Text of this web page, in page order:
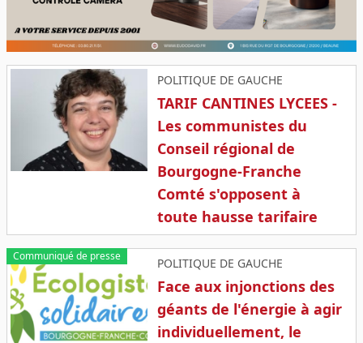
POLITIQUE DE GAUCHE
TARIF CANTINES LYCEES -
Les communistes du
Conseil régional de
Bourgogne-Franche
Comté s'opposent à
toute hausse tarifaire
Communiqué de presse POLITIQUE DE GAUCHE
Face aux injonctions des
géants de l'énergie à agir
individuellement, le